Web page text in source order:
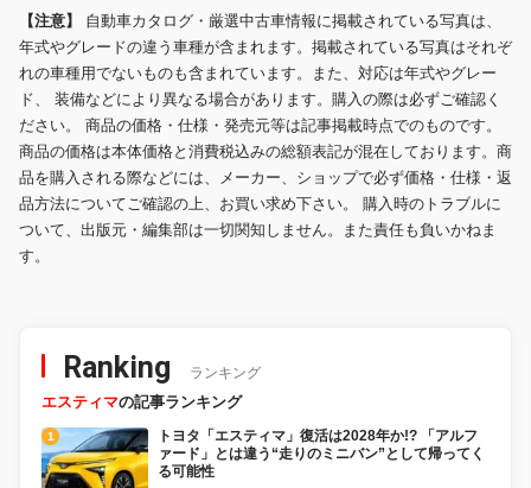
【注意】 自動車カタログ・厳選中古車情報に掲載されている写真は、
年式やグレードの違う車種が含まれます。掲載されている写真はそれぞ
れの車種用でないものも含まれています。また、対応は年式やグレー
ド、 装備などにより異なる場合があります。購入の際は必ずご確認く
ださい。 商品の価格・仕様・発売元等は記事掲載時点でのものです。
商品の価格は本体価格と消費税込みの総額表記が混在しております。商
品を購入される際などには、メーカー、ショップで必ず価格・仕様・返
品方法についてご確認の上、お買い求め下さい。 購入時のトラブルに
ついて、出版元・編集部は一切関知しません。また責任も負いかねま
す。
Ranking ランキング
エスティマの記事ランキング
トヨタ「エスティマ」復活は2028年か!? 「アルフ
ァード」とは違う“走りのミニバン”として帰ってく
る可能性